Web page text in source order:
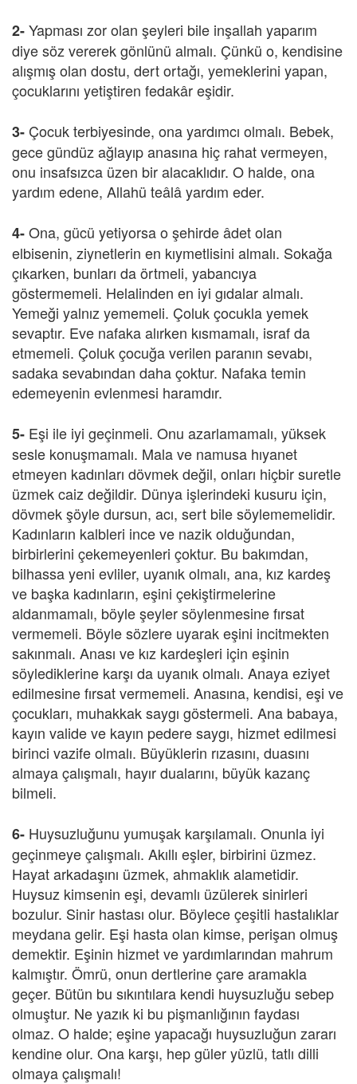
2-Yapması zor olan şeyleri bile inşallah yaparım
diye söz vererek gönlünü almalı. Çünkü o, kendisine
alışmış olan dostu, dert ortağı, yemeklerini yapan,
çocuklarını yetiştiren fedakâr eşidir.
3- Çocuk terbiyesinde, ona yardımcı olmalı. Bebek,
gece gündüz ağlayıp anasına hiç rahat vermeyen,
onu insafsızca üzen bir alacaklıdır. O halde, ona
yardım edene, Allahü teâlâ yardım eder.
4-Ona, gücü yetiyorsa o şehirde âdet olan
elbisenin, ziynetlerin en kıymetlisini almalı. Sokağa
çıkarken, bunları da örtmeli, yabancıya
göstermemeli. Helalinden en iyi gıdalar almalı.
Yemeği yalnız yememeli. Çoluk çocukla yemek
sevaptır. Eve nafaka alırken kısmamalı, israf da
etmemeli. Çoluk çocuğa verilen paranın sevabı,
sadaka sevabından daha çoktur. Nafaka temin
edemeyenin evlenmesi haramdır.
5- Eşi ile iyi geçinmeli. Onu azarlamamalı, yüksek
sesle konuşmamalı. Mala ve namusa hıyanet
etmeyen kadınları dövmek değil, onları hiçbir suretle
üzmek caiz değildir. Dünya işlerindeki kusuru için,
dövmek şöyle dursun, acı, sert bile söylememelidir.
Kadınların kalbleri ince ve nazik olduğundan,
birbirlerini çekemeyenleri çoktur. Bu bakımdan,
bilhassa yeni evliler, uyanık olmalı, ana, kız kardeş
ve başka kadınların, eşini çekiştirmelerine
aldanmamalı, böyle şeyler söylenmesine fırsat
vermemeli. Böyle sözlere uyarak eşini incitmekten
sakınmalı. Anası ve kız kardeşleri için eşinin
söylediklerine karşı da uyanık olmalı. Anaya eziyet
edilmesine fırsat vermemeli. Anasına, kendisi, eşi ve
çocukları, muhakkak saygı göstermeli. Ana babaya,
kayın valide ve kayın pedere saygı, hizmet edilmesi
birinci vazife olmalı. Büyüklerin rızasını, duasını
almaya çalışmalı, hayır dualarını, büyük kazanç
bilmeli.
6- Huysuzluğunu yumuşak karşılamalı. Onunla iyi
geçinmeye çalışmalı. Akıllı eşler, birbirini üzmez.
Hayat arkadaşını üzmek, ahmaklık alametidir.
Huysuz kimsenin eşi, devamlı üzülerek sinirleri
bozulur. Sinir hastası olur. Böylece çeşitli hastalıklar
meydana gelir. Eşi hasta olan kimse, perişan olmuş
demektir. Eşinin hizmet ve yardımlarından mahrum
kalmıştır. Ömrü, onun dertlerine çare aramakla
geçer. Bütün bu sıkıntılara kendi huysuzluğu sebep
olmuştur. Ne yazık ki bu pişmanlığının faydası
olmaz. O halde; eşine yapacağı huysuzluğun zararı
kendine olur. Ona karşı, hep güler yüzlü, tatlı dilli
olmaya çalışmalı!